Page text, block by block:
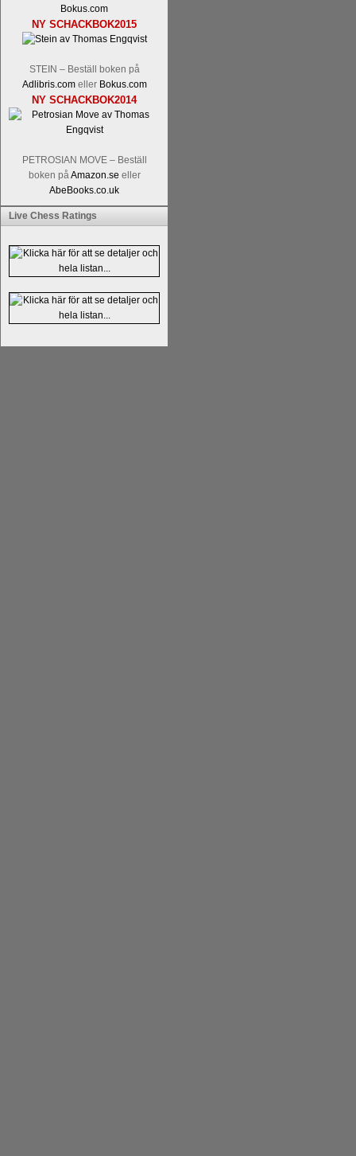
Bokus.com
NY SCHACKBOK2015
STEIN – Beställ boken på
Adlibris.comeller Bokus.com
NY SCHACKBOK2014
PETROSIAN MOVE – Beställ
boken på Amazon.se eller
AbeBooks.co.uk
Live Chess Ratings